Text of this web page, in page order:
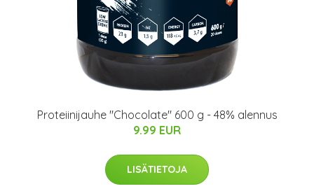
Proteiinijauhe "Chocolate" 600 g - 48% alennus
9.99 EUR
LISÄTIETOJA